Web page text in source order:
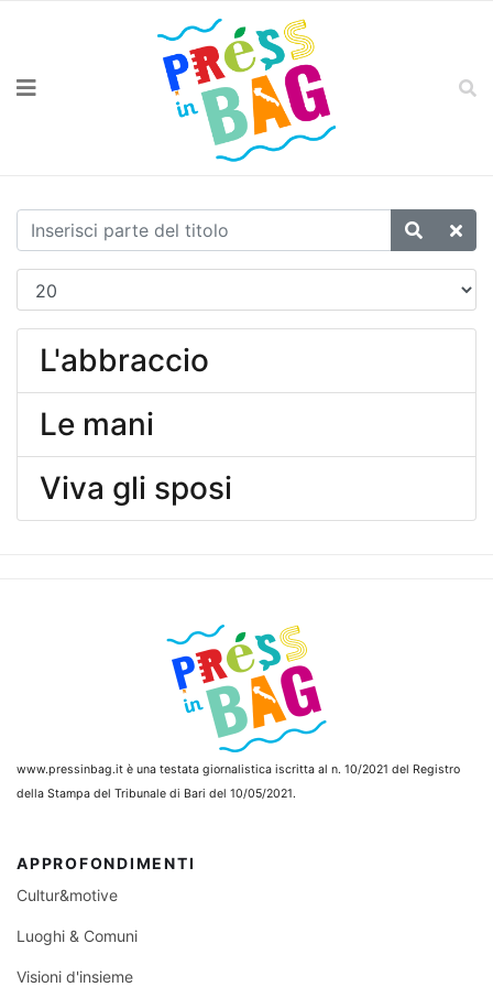
L'abbraccio
Le mani
Viva gli sposi
www.pressinbag.it è una testata giornalistica iscritta al n. 10/2021 del Registro
della Stampa del Tribunale di Bari del 10/05/2021.
APPROFONDIMENTI
Cultur&motive
Luoghi & Comuni
Visioni d'insieme